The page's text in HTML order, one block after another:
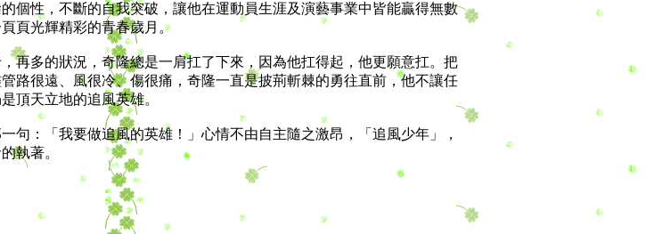
性，不斷的自我突破，讓他在運動員生涯及演藝事業中皆能贏得無數
頁光輝精彩的青春歲月。
多的狀況，奇隆總是一肩扛了下來，因為他扛得起，他更願意扛。把
路很遠、風很冷、傷很痛，奇隆一直是披荊斬棘的勇往直前，他不讓任
頂天立地的追風英雄。
：「我要做追風的英雄！」心情不由自主隨之激昂，「追風少年」，
執著。